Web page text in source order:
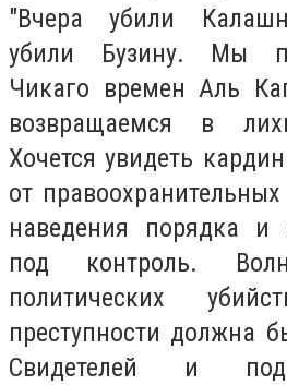
"Вчера убили
убили Бузину. Мы
Чикаго времен Аль
возвращаемся в
Хочется увидеть
от
наведения порядка и
под контроль.
политических
преступности должна
Свидетелей и